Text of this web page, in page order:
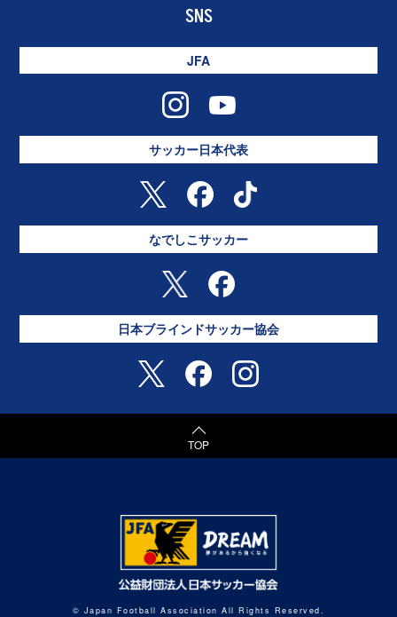
SNS
JFA
サッカー日本代表
なでしこサッカー
日本ブラインドサッカー協会
TOP
© Japan Football Association All Rights Reserved.